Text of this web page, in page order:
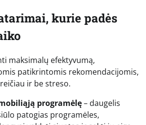
kurie padės
maksimalų efektyvumą,
patikrintomis rekomendacijomis,
ir be streso.
programėlę– daugelis
patogias programėles,